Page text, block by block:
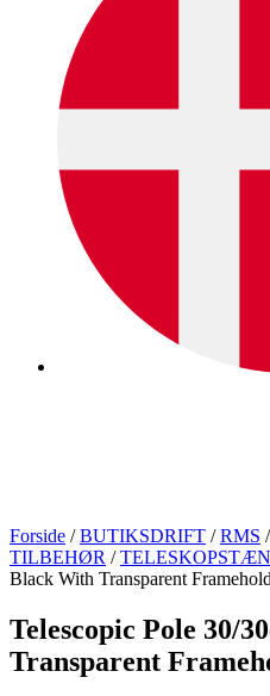
Forside /BUTIKSDRIFT /RMS /
TILBEHØR /
Black With Transparent
Telescopic Pole 30/
Transparent